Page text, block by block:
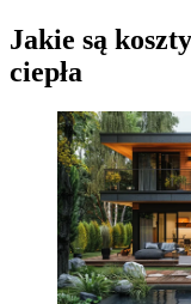
Jakie są
ciepła